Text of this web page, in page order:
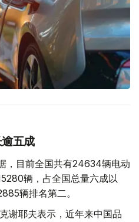
五成
，目前全国共有24634辆电动
辆，占全国总量六成以
辆排名第二。
谢耶夫表示，近年来中国品